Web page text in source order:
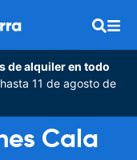
de alquiler en todo
11 de agosto de
Cala